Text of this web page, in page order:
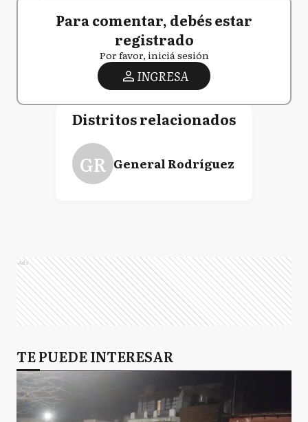
Para comentar, debés estar
registrado
Por favor, iniciá sesión
INGRESA
Distritos relacionados
GR General Rodríguez
Ads
TE PUEDE INTERESAR